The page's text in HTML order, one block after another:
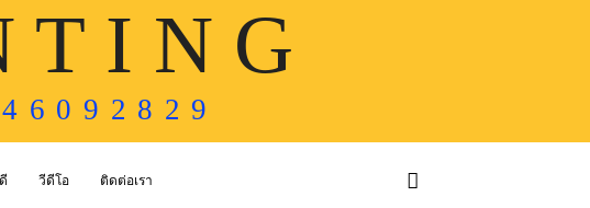
T I N G
6 0 9 2 8 2 9
วีดีโอ ติดต่อเรา